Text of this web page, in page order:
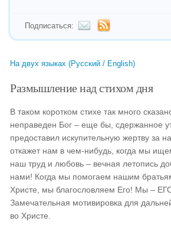
Подписаться:
На двух языках (Русский / English)
Размышление над стихом дня
В таком коротком стихе так много
неправеден Бог – еще бы, сдержанное
предоставил искупительную жертву за
откажет нам в чем-нибудь, когда мы
наш труд и любовь – вечная летопись
нами! Когда мы помогаем нашим
Христе, мы благословляем Его! Мы –
Замечательная мотивировка для
во Христе.